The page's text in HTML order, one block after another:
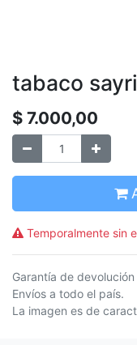
tabaco
$ 7.000,00
Temporalmente sin
Garantía de
Envíos a todo el país.
La imagen es de